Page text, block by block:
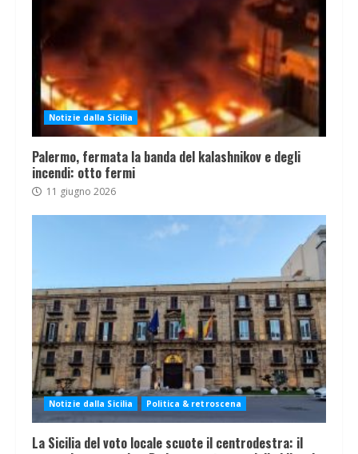
Notizie dalla Sicilia
Palermo, fermata la banda del kalashnikov e degli
incendi: otto fermi
11 giugno 2026
Notizie dalla Sicilia Politica & retroscena
La Sicilia del voto locale scuote il centrodestra: il